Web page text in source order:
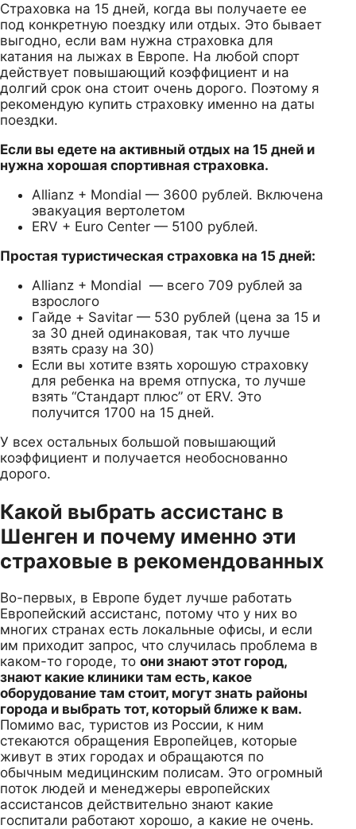
Страховка на 15 дней, когда вы получаете ее
под конкретную поездку или отдых. Это бывает
выгодно, если вам нужна страховка для
катания на лыжах в Европе. На любой спорт
действует повышающий коэффициент и на
долгий срок она стоит очень дорого. Поэтому я
рекомендую купить страховку именно на даты
поездки.
Если вы едете на активный отдых на 15 дней и
нужна хорошая спортивная страховка.
Allianz + Mondial — 3600 рублей. Включена
эвакуация вертолетом
ERV + Euro Center — 5100 рублей.
Простая туристическая страховка на 15 дней:
Allianz + Mondial — всего 709 рублей за
взрослого
Гайде + Savitar — 530 рублей (цена за 15 и
за 30 дней одинаковая, так что лучше
взять сразу на 30)
Если вы хотите взять хорошую страховку
для ребенка на время отпуска, то лучше
взять “Стандарт плюс” от ERV. Это
получится 1700 на 15 дней.
У всех остальных большой повышающий
коэффициент и получается необоснованно
дорого.
Какой выбрать ассистанс в
Шенген и почему именно эти
страховые в рекомендованных
Во-первых, в Европе будет лучше работать
Европейский ассистанс, потому что у них во
многих странах есть локальные офисы, и если
им приходит запрос, что случилась проблема в
каком-то городе, то они знают этот город,
знают какие клиники там есть, какое
оборудование там стоит, могут знать районы
города и выбрать тот, который ближе к вам.
Помимо вас, туристов из России, к ним
стекаются обращения Европейцев, которые
живут в этих городах и обращаются по
обычным медицинским полисам. Это огромный
поток людей и менеджеры европейских
ассистансов действительно знают какие
госпитали работают хорошо, а какие не очень.